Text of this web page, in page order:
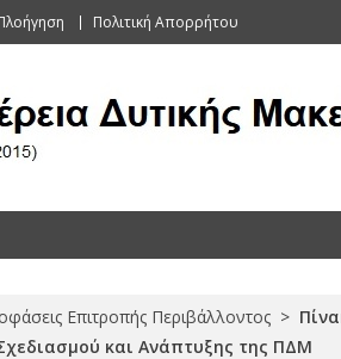
Πολιτική Απορρήτου
Μακεδονίας (Αρχείο
Επιτροπής Περιβάλλοντος >
και Ανάπτυξης της ΠΔΜ